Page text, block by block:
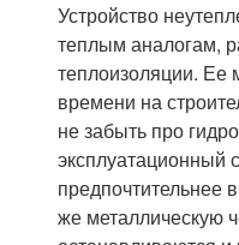
Устройство
теплым аналогам,
теплоизоляции. Ее
времени на
не забыть про
эксплуатационный
предпочтительнее
же металлическую